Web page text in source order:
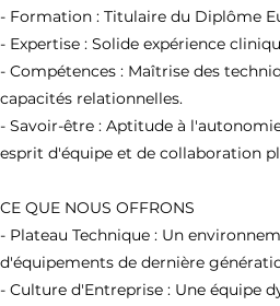
- Formation : Titulaire du Diplôme
- Expertise : Solide expérience
- Compétences : Maîtrise des
capacités relationnelles.
- Savoir-être : Aptitude à
esprit d'équipe et de collaboration
CE QUE NOUS OFFRONS
- Plateau Technique : Un
d'équipements de dernière
- Culture d'Entreprise : Une équipe